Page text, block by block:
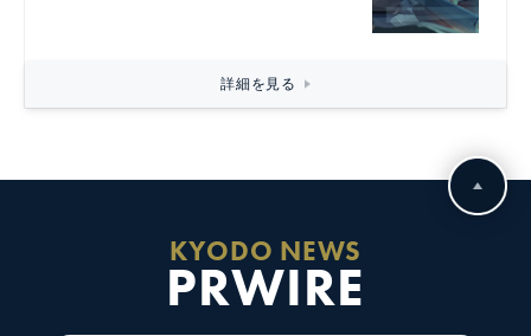
詳細を見る
KYODO NEWS
PRWIRE